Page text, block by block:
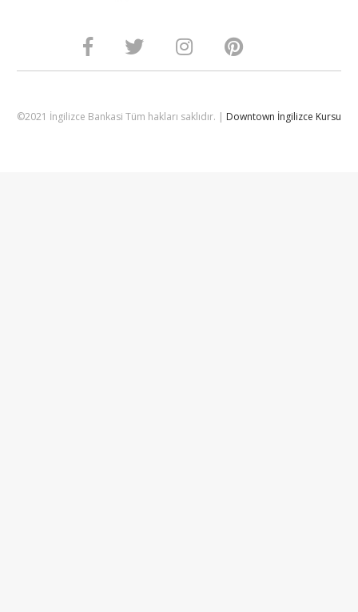
©2021 İngilizce Bankasi Tüm hakları saklıdır. | Downtown İngilizce Kursu